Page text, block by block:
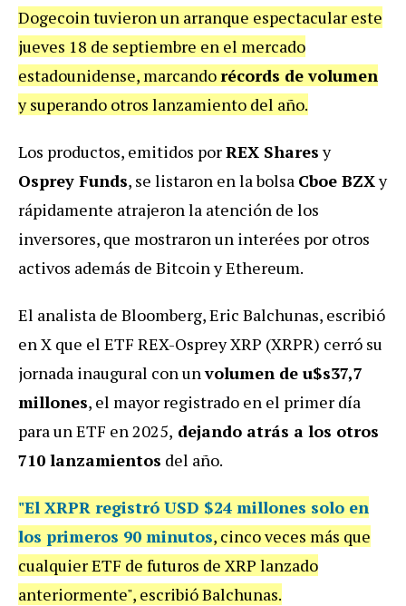
Dogecoin tuvieron un arranque espectacular este
jueves 18 de septiembre en el mercado
estadounidense, marcandorécords de volumen
y superando otros lanzamiento del año.
Los productos, emitidos porREX Sharesy
Osprey Funds, se listaron en la bolsa Cboe BZXy
rápidamente atrajeron la atención de los
inversores, que mostraron un interées por otros
activos además de Bitcoin y Ethereum.
El analista de Bloomberg, Eric Balchunas, escribió
en X que el ETF REX-Osprey XRP (XRPR) cerró su
jornada inaugural con unvolumen de u$s37,7
millones, el mayor registrado en el primer día
para un ETF en 2025, dejando atrás a los otros
710 lanzamientos del año.
"El XRPR registró USD $24 millones solo en
los primeros 90 minutos, cinco veces más que
cualquier ETF de futuros de XRP lanzado
anteriormente", escribió Balchunas.